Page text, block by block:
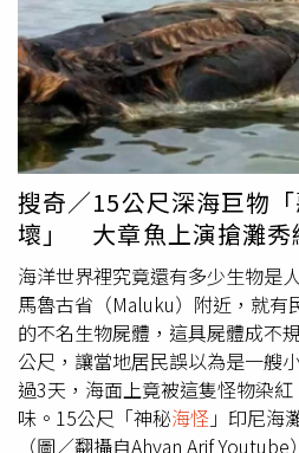
長數公尺、全身長滿白毛的「神
引來許多人圍觀，眾人紛紛拿起
人認為這正是神話中預示天災的
厄運徵兆，未來恐有天災將發生
牛的屍體，呼籲大家別杞人憂天
出現長達10公尺的巨獸遺骸。（
2017年9月，菲國的萊特島（
有巨獸遺骸擱淺，其長度約為10
及水產資原局（Bureau of
Resources）官員阿爾皮諾（
長達10公尺的海洋生物屍體被沖
發出濃濃惡臭。居民目睹不明屍
發生」。（圖／翻攝自推特）在
斯特諾（NujnujCapistrano）表示
這麼巨大的生物，「到現場的時
斯特諾說「現場簡直臭氣沖天，
搜奇／15公尺深海巨物
壞」 大章魚上演搶灘秀
海洋世界裡究竟還有多少生物是
馬魯古省（Maluku）附近，就有
的不名生物屍體，這具屍體成不
公尺，讓當地居民誤以為是一艘
過3天，海面上竟被這隻怪物染
味。15公尺「神秘海怪 」印尼海
（圖／翻攝自Ahyan Arif